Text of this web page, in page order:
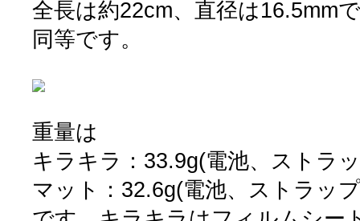
全長は約22cm、直径は16.5mm
同等です。
重量は
キラキラ：33.9g(電池、ストラ
マット：32.6g(電池、ストラッ